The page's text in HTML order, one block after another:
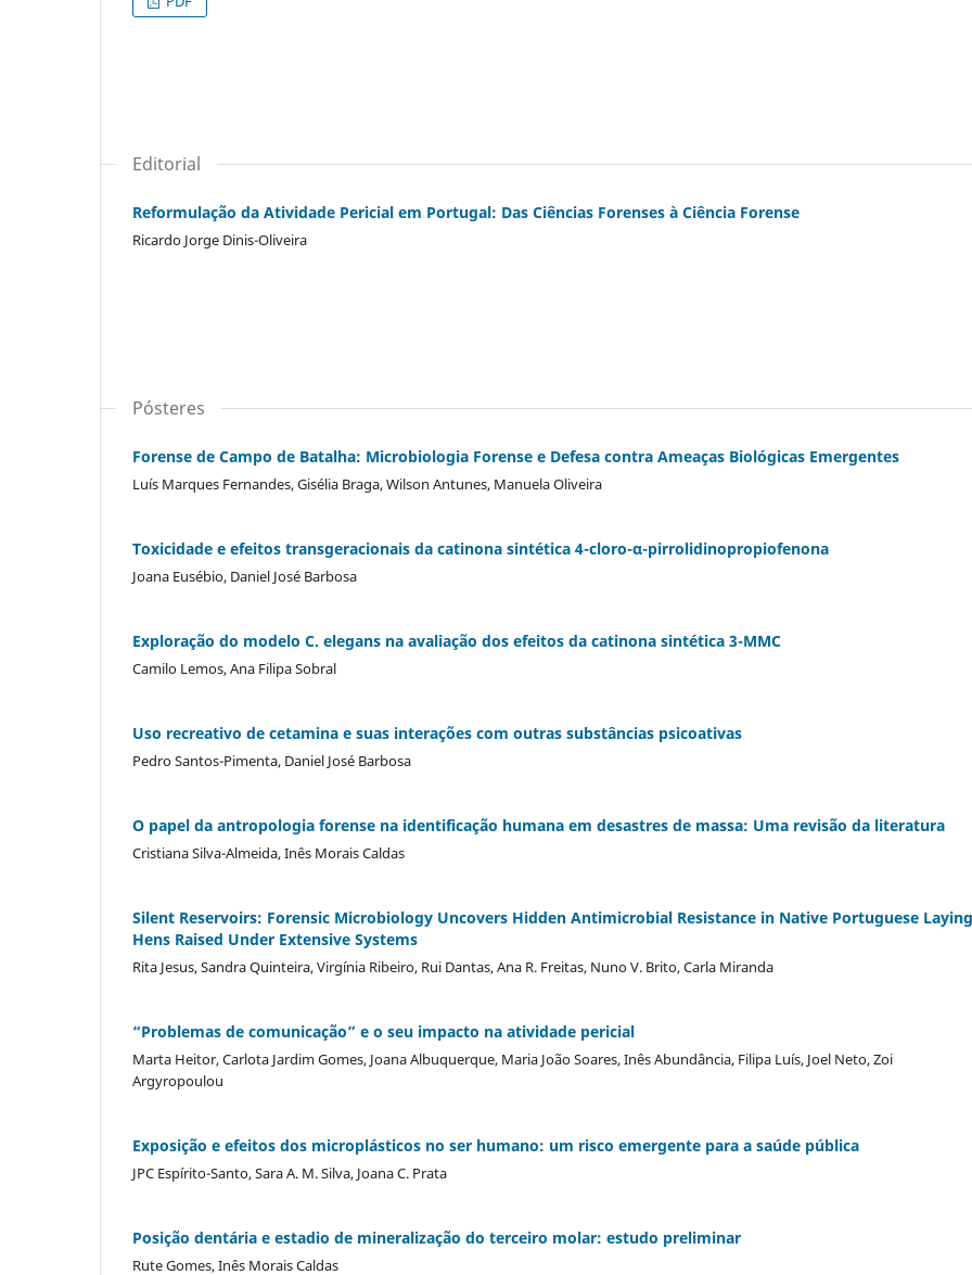
Editorial
Reformulação da Atividade Pericial em Portugal: Das Ciências Forenses à Ciência Forense
Ricardo Jorge Dinis-Oliveira
Pósteres
Forense de Campo de Batalha: Microbiologia Forense e Defesa contra Ameaças Biológicas Emergentes
Luís Marques Fernandes, Gisélia Braga, Wilson Antunes, Manuela Oliveira
Toxicidade e efeitos transgeracionais da catinona sintética 4-cloro-α-pirrolidinopropiofenona
Joana Eusébio, Daniel José Barbosa
Exploração do modelo C. elegans na avaliação dos efeitos da catinona sintética 3-MMC
Camilo Lemos, Ana Filipa Sobral
Uso recreativo de cetamina e suas interações com outras substâncias psicoativas
Pedro Santos-Pimenta, Daniel José Barbosa
O papel da antropologia forense na identificação humana em desastres de massa: Uma revisão da literatura
Cristiana Silva-Almeida, Inês Morais Caldas
Silent Reservoirs: Forensic Microbiology Uncovers Hidden Antimicrobial Resistance in Native Portuguese Laying
Hens Raised Under Extensive Systems
Rita Jesus, Sandra Quinteira, Virgínia Ribeiro, Rui Dantas, Ana R. Freitas, Nuno V. Brito, Carla Miranda
“Problemas de comunicação” e o seu impacto na atividade pericial
Marta Heitor, Carlota Jardim Gomes, Joana Albuquerque, Maria João Soares, Inês Abundância, Filipa Luís, Joel Neto, Zoi
Argyropoulou
Exposição e efeitos dos microplásticos no ser humano: um risco emergente para a saúde pública
JPC Espírito-Santo, Sara A. M. Silva, Joana C. Prata
Posição dentária e estadio de mineralização do terceiro molar: estudo preliminar
Rute Gomes, Inês Morais Caldas